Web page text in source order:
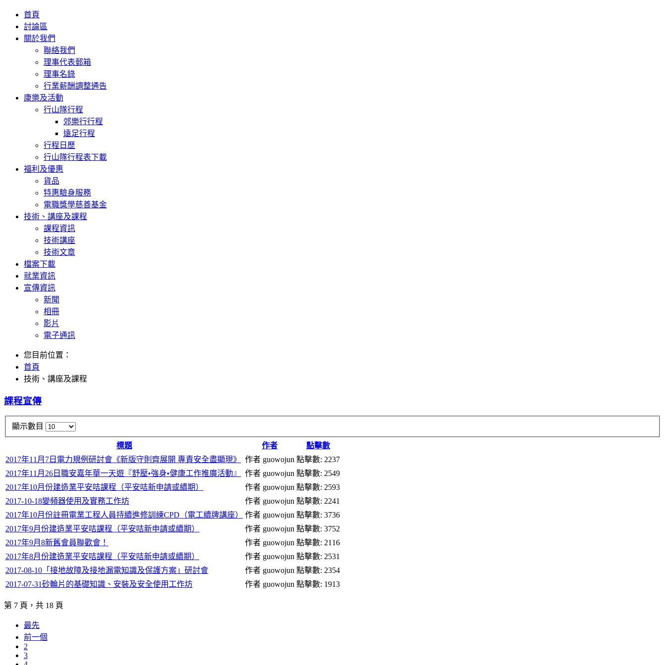
首頁
討論區
關於我們
聯絡我們
理事代表郵箱
理事名錄
行業薪酬調整通告
康樂及活動
行山隊行程
郊樂行行程
遠足行程
行程日歷
行山隊行程表下載
福利及優惠
貨品
特惠驗身服務
電職獎學慈善基金
技術、講座及課程
課程資訊
技術講座
技術文章
檔案下載
就業資訊
宣傳資訊
新聞
相冊
影片
電子通訊
您目前位置：
首頁
技術、講座及課程
課程宣傳
顯示數目
標題 作者
點擊數
2017年11月7日電力規例研討會《新版守則齊展開 專責安全盡顯現》
作者 guowojun 點擊數: 2237
2017年11月26日職安嘉年華一天遊『舒壓•強身•健康工作推廣活動』
作者 guowojun 點擊數: 2549
2017年10月份建造業平安咭課程（平安咭新申請或續期）
作者 guowojun 點擊數: 2593
2017-10-18變頻器使用及實務工作坊
作者 guowojun 點擊數: 2241
2017年10月份註冊電業工程人員持續進修訓練CPD（電工續牌講座）
作者 guowojun 點擊數: 3736
2017年9月份建造業平安咭課程（平安咭新申請或續期）
作者 guowojun 點擊數: 3752
2017年9月8新舊會員聯歡會！
作者 guowojun 點擊數: 2116
2017年8月份建造業平安咭課程（平安咭新申請或續期）
作者 guowojun 點擊數: 2531
2017-08-10「接地故障及接地漏電知識及保護方案」研討會
作者 guowojun 點擊數: 2354
2017-07-31砂輪片的基礎知識、安裝及安全使用工作坊
作者 guowojun 點擊數: 1913
第 7 頁，共 18 頁
最先
前一個
2
3